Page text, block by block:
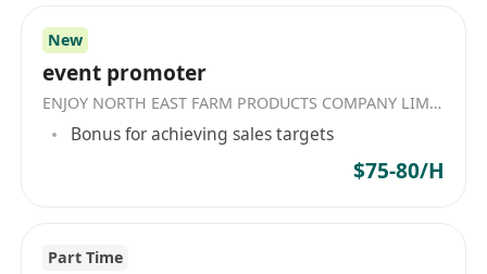
參與員工基礎培訓與現場指導，協助新進人員熟
悉工作流程、服務標準及食品安全規範。
持有有效食品安全證書（如「食物安全證書」或
「飲食業監管局認可課程」證書）為佳。
具備至少一年餐飲行業基層管理經驗，曾擔任領
Word），能獨立製作排班表與簡單營運報表。
New
event promoter
ENJOY NORTH EAST FARM PRODUCTS COMPANY LIMITED
Bonus for achieving sales targets
$75-80/H
Part Time